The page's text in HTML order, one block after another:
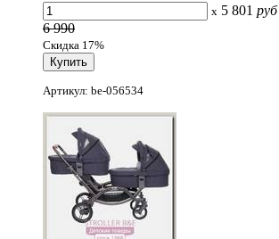
x 5 801 руб
6 990
Скидка 17%
Артикул: be-056534